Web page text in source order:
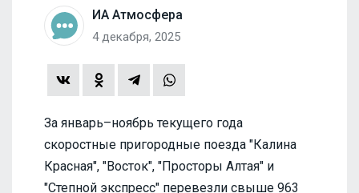
ИА Атмосфера
4 декабря, 2025
За январь–ноябрь текущего года
скоростные пригородные поезда "Калина
Красная", "Восток", "Просторы Алтая" и
"Степной экспресс" перевезли свыше 963